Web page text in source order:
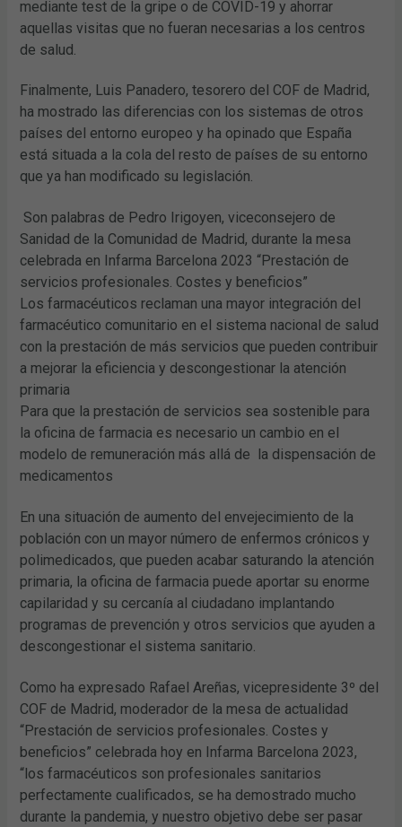
mediante test de la gripe o de COVID-19 y ahorrar
aquellas visitas que no fueran necesarias a los centros
de salud.
Finalmente, Luis Panadero, tesorero del COF de Madrid,
ha mostrado las diferencias con los sistemas de otros
países del entorno europeo y ha opinado que España
está situada a la cola del resto de países de su entorno
que ya han modificado su legislación.
Son palabras de Pedro Irigoyen, viceconsejero de
Sanidad de la Comunidad de Madrid, durante la mesa
celebrada en Infarma Barcelona 2023 “Prestación de
servicios profesionales. Costes y beneficios”
Los farmacéuticos reclaman una mayor integración del
farmacéutico comunitario en el sistema nacional de salud
con la prestación de más servicios que pueden contribuir
a mejorar la eficiencia y descongestionar la atención
primaria
Para que la prestación de servicios sea sostenible para
la oficina de farmacia es necesario un cambio en el
modelo de remuneración más allá de la dispensación de
medicamentos
En una situación de aumento del envejecimiento de la
población con un mayor número de enfermos crónicos y
polimedicados, que pueden acabar saturando la atención
primaria, la oficina de farmacia puede aportar su enorme
capilaridad y su cercanía al ciudadano implantando
programas de prevención y otros servicios que ayuden a
descongestionar el sistema sanitario.
Como ha expresado Rafael Areñas, vicepresidente 3º del
COF de Madrid, moderador de la mesa de actualidad
“Prestación de servicios profesionales. Costes y
beneficios” celebrada hoy en Infarma Barcelona 2023,
“los farmacéuticos son profesionales sanitarios
perfectamente cualificados, se ha demostrado mucho
durante la pandemia, y nuestro objetivo debe ser pasar